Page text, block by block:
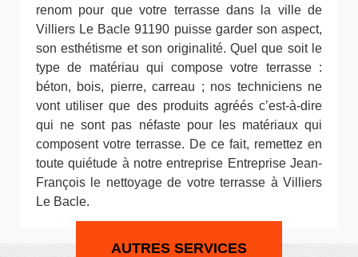
renom pour que votre terrasse dans la ville de
Villiers Le Bacle 91190 puisse garder son aspect,
son esthétisme et son originalité. Quel que soit le
type de matériau qui compose votre terrasse :
béton, bois, pierre, carreau ; nos techniciens ne
vont utiliser que des produits agréés c’est-à-dire
qui ne sont pas néfaste pour les matériaux qui
composent votre terrasse. De ce fait, remettez en
toute quiétude à notre entreprise Entreprise Jean-
François le nettoyage de votre terrasse à Villiers
Le Bacle.
AUTRES SERVICES